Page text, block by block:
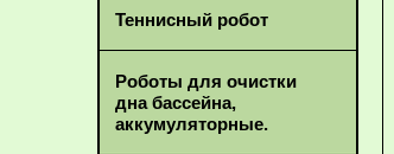
Теннисный робот
Роботы для очистки
дна бассейна,
аккумуляторные.